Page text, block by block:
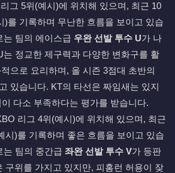
그 5위(예시)에 위치해 있으며, 최근 10
)를 기록하며 무난한 흐름을 보이고 있습
는 팀의 에이스급 우완 선발 투수 U가 나
는 정교한 제구력과 다양한 변화구를 활
으로 요리하며, 올 시즌 3점대 초반의
있습니다. KT의 타선은 짜임새는 있지
다소 부족하다는 평가를 받습니다.
리그 4위(예시)에 위치해 있으며, 최근
시)를 기록하며 좋은 흐름을 보이고 있습
는 팀의 중간급 좌완 선발 투수 V가 등판
구위를 가지고 있지만, 피홈런 허용이 잦